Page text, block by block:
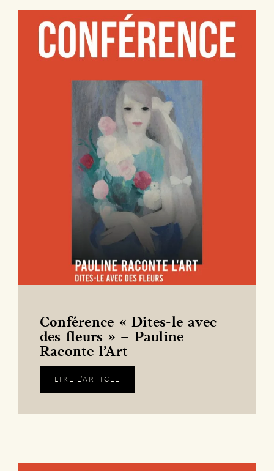
Conférence « Dites-le avec
des fleurs » – Pauline
Raconte l’Art
LIRE L’ARTICLE